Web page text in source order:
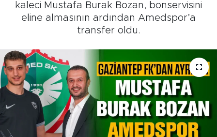
kaleci Mustafa Burak Bozan, bonservisini
eline almasının ardından Amedspor’a
transfer oldu.